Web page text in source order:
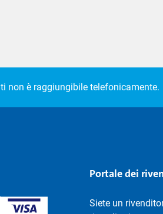
non è raggiungibile telefonicamente.
Portale dei
Siete un